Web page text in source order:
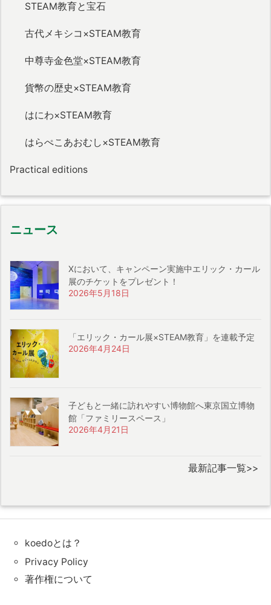
STEAM教育と宝石
古代メキシコ×STEAM教育
中尊寺金色堂×STEAM教育
貨幣の歴史×STEAM教育
はにわ×STEAM教育
はらぺこあおむし×STEAM教育
Practical editions
ニュース
Xにおいて、キャンペーン実施中エリック・カール
展のチケットをプレゼント！
2026年5月18日
「エリック・カール展×STEAM教育」を連載予定
2026年4月24日
子どもと一緒に訪れやすい博物館へ東京国立博物
館「ファミリースペース」
2026年4月21日
最新記事一覧>>
koedoとは？
Privacy Policy
著作権について